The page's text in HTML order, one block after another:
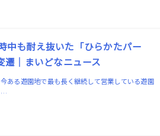
も耐え抜いた「ひらかたパー
｜まいどなニュース
ある遊園地で最も長く継続して営業している遊園
…